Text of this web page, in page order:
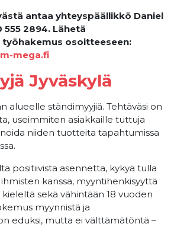
antaa yhteyspäällikkö Daniel
555 2894. Lähetä
osoitteeseen:
mega.fi
Jyväskylä
alueelle ständimyyjiä. Tehtäväsi on
useimmiten asiakkaille tuttuja
niiden tuotteita tapahtumissa
positiivista asennetta, kykyä tulla
kanssa, myyntihenkisyyttä
sekä vähintään 18 vuoden
myynnistä ja
eduksi, mutta ei välttämätöntä –